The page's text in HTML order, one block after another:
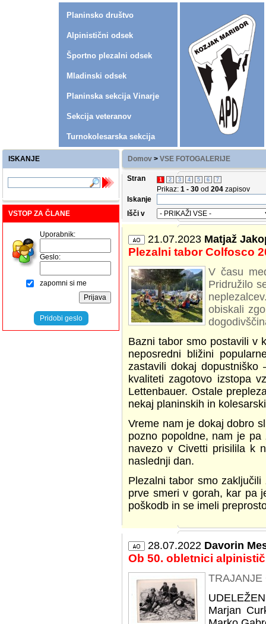
Planinsko društvo
Alpinistični odsek
Športno plezalni odsek
Mladinski odsek
Planinska sekcija Vinarje
Sekcija veteranov
Turnokolesarska sekcija
ISKANJE
VSTOP ZA ČLANE
Uporabnik:
Geslo:
zapomni si me
Pridobi geslo
Domov > VSE FOTOGALERIJE
Stran 1 2 3 4 5 6 7
Prikaz: 1 - 30 od 204 zapisov
Iskanje
Išči v
21.07.2023 Matjaž
Plezalni tabor Colfosco
V času
Pridružilo
obiskali
Bazni tabor smo postavili v
neposredni bližini
zastavili dokaj
kvaliteti zagotovo izstopa
Lettenbauer. Ostale
nekaj planinskih in
Vreme nam je dokaj dobro
pozno popoldne, nam je
navezo v Civetti prisilila k
naslednji dan.
Plezalni tabor smo
prve smeri v gorah, kar pa
poškodb in se imeli
28.07.2022 Davorin
Ob 50. obletnici
TRAJANJE
Marjan